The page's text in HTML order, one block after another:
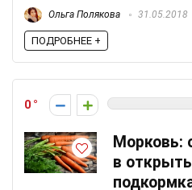
Ольга Полякова 31.05.2018
ПОДРОБНЕЕ +
0
Морковь:
в